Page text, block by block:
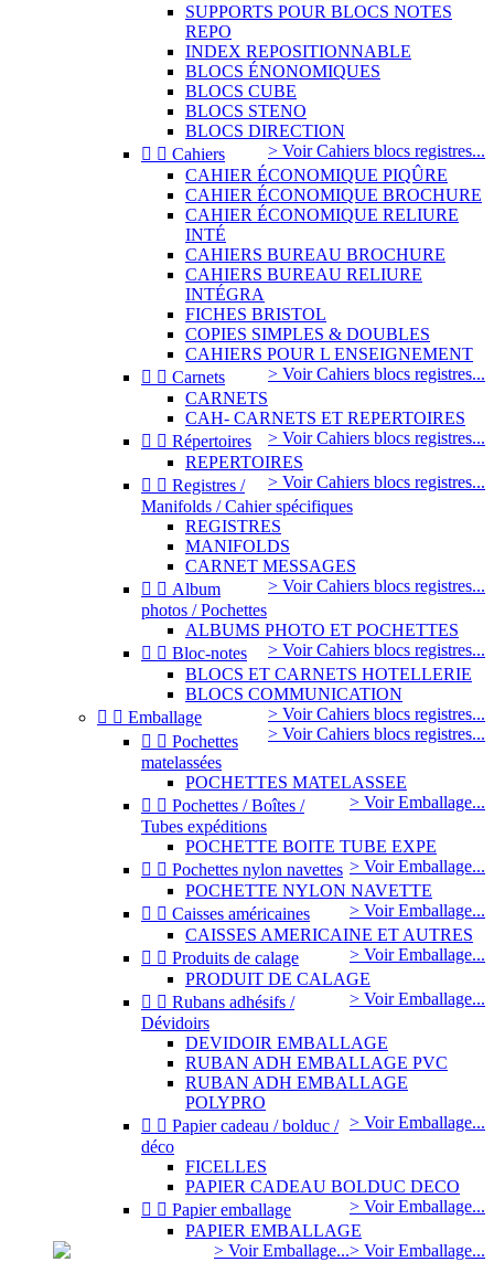
SUPPORTS POUR BLOCS NOTES
REPO
INDEX REPOSITIONNABLE
BLOCS ÉNONOMIQUES
BLOCS CUBE
BLOCS STENO
BLOCS DIRECTION
> Voir Cahiers blocs registres...
  Cahiers
CAHIER ÉCONOMIQUE PIQÛRE
CAHIER ÉCONOMIQUE BROCHURE
CAHIER ÉCONOMIQUE RELIURE
INTÉ
CAHIERS BUREAU BROCHURE
CAHIERS BUREAU RELIURE
INTÉGRA
FICHES BRISTOL
COPIES SIMPLES & DOUBLES
CAHIERS POUR L ENSEIGNEMENT
> Voir Cahiers blocs registres...
  Carnets
CARNETS
CAH- CARNETS ET REPERTOIRES
> Voir Cahiers blocs registres...
  Répertoires
REPERTOIRES
> Voir Cahiers blocs registres...
  Registres /
Manifolds / Cahier spécifiques
REGISTRES
MANIFOLDS
CARNET MESSAGES
> Voir Cahiers blocs registres...
  Album
photos / Pochettes
ALBUMS PHOTO ET POCHETTES
> Voir Cahiers blocs registres...
  Bloc-notes
BLOCS ET CARNETS HOTELLERIE
BLOCS COMMUNICATION
> Voir Cahiers blocs registres...
> Voir Cahiers blocs registres...
  Emballage
  Pochettes
matelassées
POCHETTES MATELASSEE
> Voir Emballage...
  Pochettes / Boîtes /
Tubes expéditions
POCHETTE BOITE TUBE EXPE
> Voir Emballage...
  Pochettes nylon navettes
POCHETTE NYLON NAVETTE
> Voir Emballage...
  Caisses américaines
CAISSES AMERICAINE ET AUTRES
> Voir Emballage...
  Produits de calage
PRODUIT DE CALAGE
> Voir Emballage...
  Rubans adhésifs /
Dévidoirs
DEVIDOIR EMBALLAGE
RUBAN ADH EMBALLAGE PVC
RUBAN ADH EMBALLAGE
POLYPRO
> Voir Emballage...
  Papier cadeau / bolduc /
déco
FICELLES
PAPIER CADEAU BOLDUC DECO
> Voir Emballage...
  Papier emballage
PAPIER EMBALLAGE
> Voir Emballage...
> Voir Emballage...